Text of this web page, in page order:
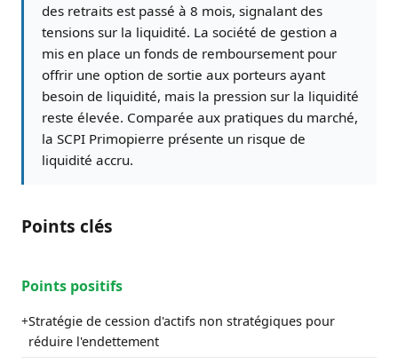
des retraits est passé à 8 mois, signalant des
tensions sur la liquidité. La société de gestion a
mis en place un fonds de remboursement pour
offrir une option de sortie aux porteurs ayant
besoin de liquidité, mais la pression sur la liquidité
reste élevée. Comparée aux pratiques du marché,
la SCPI Primopierre présente un risque de
liquidité accru.
Points clés
Points positifs
+Stratégie de cession d'actifs non stratégiques pour
réduire l'endettement